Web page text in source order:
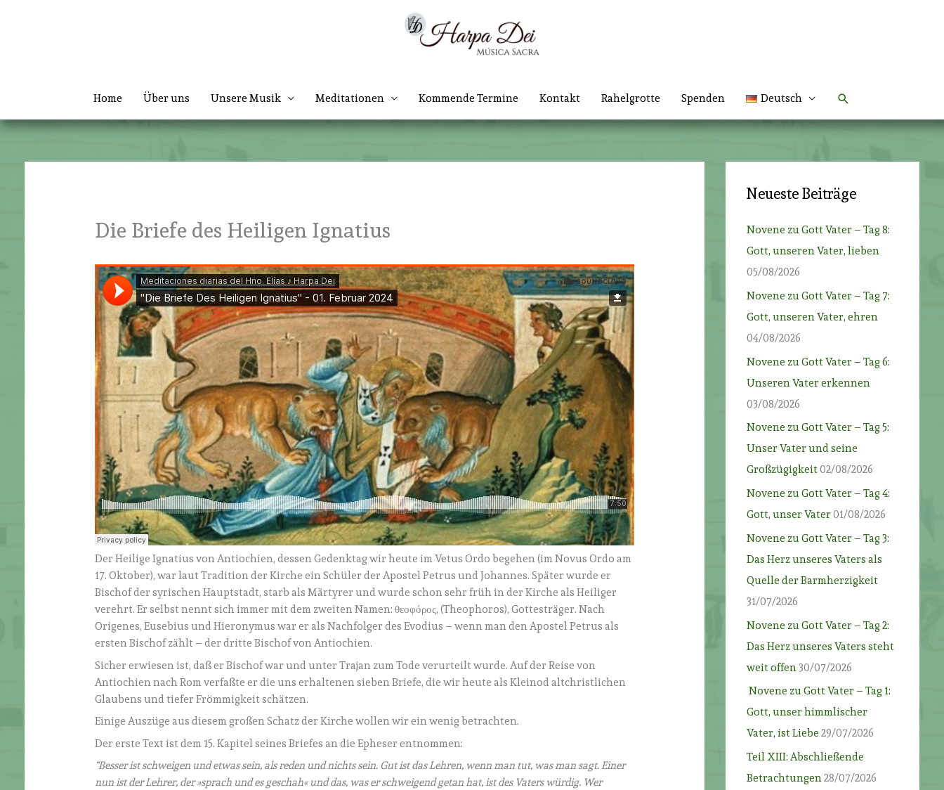
Home Über uns Unsere Musik Meditationen Kommende Termine Kontakt Rahelgrotte Spenden Deutsch Suchen
Die Briefe des Heiligen Ignatius
Der Heilige Ignatius von Antiochien, dessen Gedenktag wir heute im Vetus Ordo begehen (im Novus Ordo am
17. Oktober), war laut Tradition der Kirche ein Schüler der Apostel Petrus und Johannes. Später wurde er
Bischof der syrischen Hauptstadt, starb als Märtyrer und wurde schon sehr früh in der Kirche als Heiliger
verehrt. Er selbst nennt sich immer mit dem zweiten Namen: θεοφόρος, (Theophoros), Gottesträger. Nach
Origenes, Eusebius und Hieronymus war er als Nachfolger des Evodius – wenn man den Apostel Petrus als
ersten Bischof zählt – der dritte Bischof von Antiochien.
Sicher erwiesen ist, daß er Bischof war und unter Trajan zum Tode verurteilt wurde. Auf der Reise von
Antiochien nach Rom verfaßte er die uns erhaltenen sieben Briefe, die wir heute als Kleinod altchristlichen
Glaubens und tiefer Frömmigkeit schätzen.
Einige Auszüge aus diesem großen Schatz der Kirche wollen wir ein wenig betrachten.
Der erste Text ist dem 15. Kapitel seines Briefes an die Epheser entnommen:
“Besser ist schweigen und etwas sein, als reden und nichts sein. Gut ist das Lehren, wenn man tut, was man sagt. Einer
nun ist der Lehrer, der »sprach und es geschah« und das, was er schweigend getan hat, ist des Vaters würdig. Wer
Neueste Beiträge
Novene zu Gott Vater – Tag 8:
Gott, unseren Vater, lieben
05/08/2026
Novene zu Gott Vater – Tag 7:
Gott, unseren Vater, ehren
04/08/2026
Novene zu Gott Vater – Tag 6:
Unseren Vater erkennen
03/08/2026
Novene zu Gott Vater – Tag 5:
Unser Vater und seine
Großzügigkeit02/08/2026
Novene zu Gott Vater – Tag 4:
Gott, unser Vater01/08/2026
Novene zu Gott Vater – Tag 3:
Das Herz unseres Vaters als
Quelle der Barmherzigkeit
31/07/2026
Novene zu Gott Vater – Tag 2:
Das Herz unseres Vaters steht
weit offen 30/07/2026
Novene zu Gott Vater – Tag 1:
Gott, unser himmlischer
Vater, ist Liebe 29/07/2026
Teil XIII: Abschließende
Betrachtungen28/07/2026